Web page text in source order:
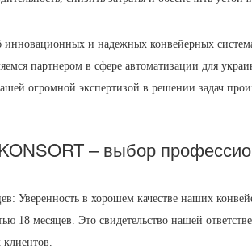
инновационных и надежных конвейерных
партнером в сфере автоматизации для
огромной экспертизой в решении задач
– выбор
Уверенность в хорошем качестве наших
18 месяцев. Это свидетельство нашей